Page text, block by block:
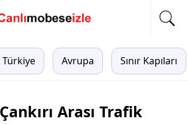
Türkiye Avrupa Sınır Kapıları
Arası Trafik